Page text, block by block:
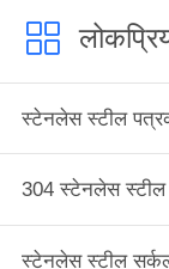
स्टेनलेस स्टील
304 स्टेनलेस स्टील
स्टेनलेस स्टील